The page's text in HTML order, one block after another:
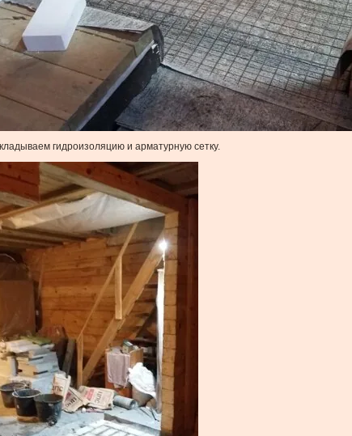
гидроизоляцию и арматурную сетку.